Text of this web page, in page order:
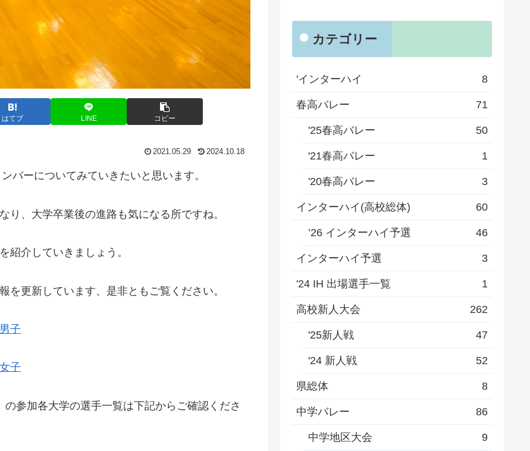
はてブ LINE コピー
2021.05.29 2024.10.18
バーについてみていきたいと思います。
り、大学卒業後の進路も気になる所ですね。
紹介していきましょう。
を更新しています、是非ともご覧ください。
子
子
参加各大学の選手一覧は下記からご確認くださ
カテゴリー
'インターハイ 8
春高バレー 71
'25春高バレー 50
'21春高バレー 1
'20春高バレー 3
インターハイ(高校総体) 60
’26 インターハイ予選 46
インターハイ予選 3
'24 IH 出場選手一覧 1
高校新人大会 262
'25新人戦 47
'24 新人戦 52
県総体 8
中学バレー 86
中学地区大会 9